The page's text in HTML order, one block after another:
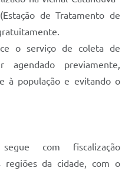
de Tratamento de
o serviço de coleta de
agendado previamente,
à população e evitando o
com fiscalização
regiões da cidade, com o